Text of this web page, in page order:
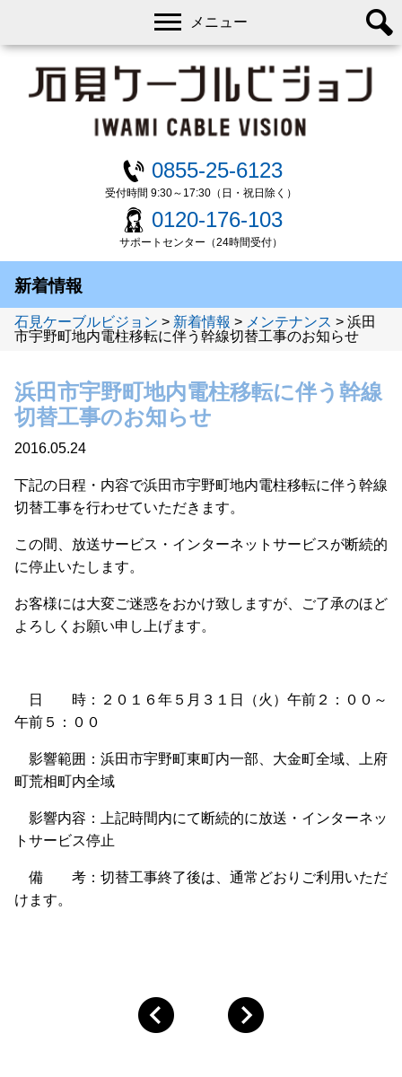
0855-25-6123
受付時間 9:30～17:30（日・祝日除く）
0120-176-103
サポートセンター（24時間受付）
メニュー
新着情報
石見ケーブルビジョン > 新着情報 > メンテナンス > 浜田
市宇野町地内電柱移転に伴う幹線切替工事のお知らせ
浜田市宇野町地内電柱移転に伴う幹線
切替工事のお知らせ
2016.05.24
下記の日程・内容で浜田市宇野町地内電柱移転に伴う幹線
切替工事を行わせていただきます。
この間、放送サービス・インターネットサービスが断続的
に停止いたします。
お客様には大変ご迷惑をおかけ致しますが、ご了承のほど
よろしくお願い申し上げます。
日 時：２０１６年５月３１日（火）午前２：００～
午前５：００
影響範囲：浜田市宇野町東町内一部、大金町全域、上府
町荒相町内全域
影響内容：上記時間内にて断続的に放送・インターネッ
トサービス停止
備 考：切替工事終了後は、通常どおりご利用いただ
けます。